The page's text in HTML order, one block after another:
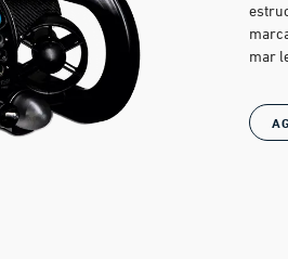
mar